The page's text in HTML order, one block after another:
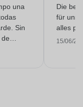
una
Sin
Die
für
alles
15/06/